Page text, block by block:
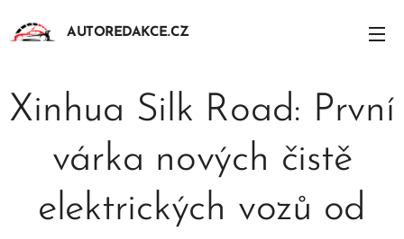
AUTOREDAKCE.CZ
Xinhua Silk Road: První
várka nových čistě
elektrických vozů od